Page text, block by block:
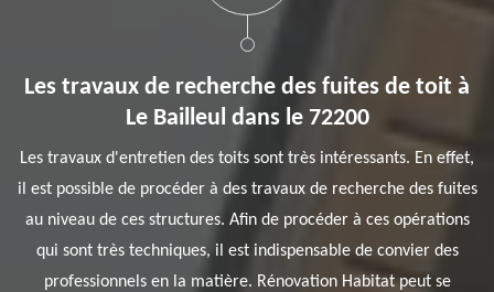
Les travaux de recherche des fuites de toit à
Le Bailleul dans le 72200
Les travaux d'entretien des toits sont très intéressants. En effet,
il est possible de procéder à des travaux de recherche des fuites
au niveau de ces structures. Afin de procéder à ces opérations
qui sont très techniques, il est indispensable de convier des
professionnels en la matière. Rénovation Habitat peut se